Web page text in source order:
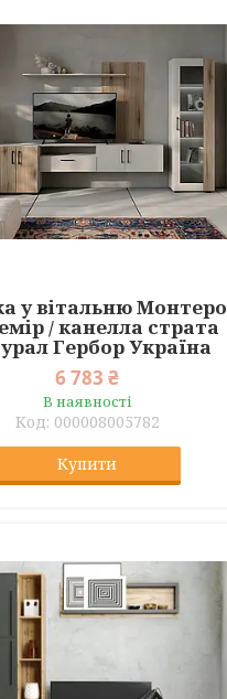
у вітальню Монтеро
/ канелла страта
Гербор Україна
6 783 ₴
В наявності
000008005782
Купити